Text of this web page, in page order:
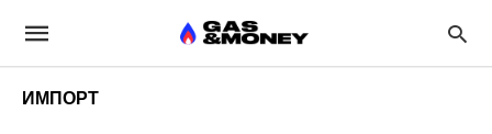
ИМПОРТ